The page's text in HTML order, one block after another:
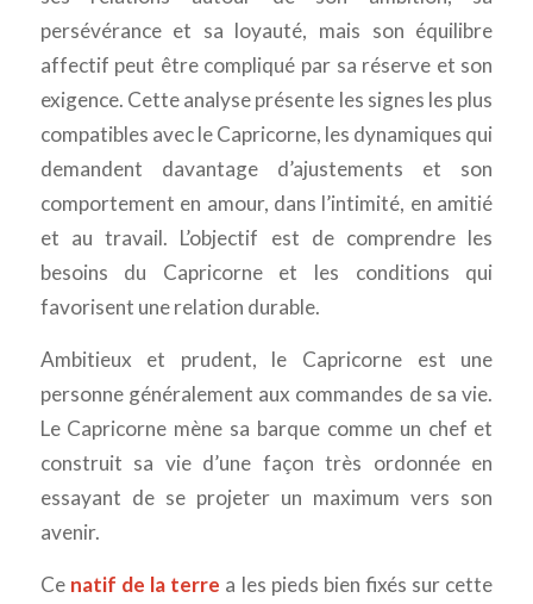
persévérance et sa loyauté, mais son équilibre
affectif peut être compliqué par sa réserve et son
exigence. Cette analyse présente les signes les plus
compatibles avec le Capricorne, les dynamiques qui
demandent davantage d’ajustements et son
comportement en amour, dans l’intimité, en amitié
et au travail. L’objectif est de comprendre les
besoins du Capricorne et les conditions qui
favorisent une relation durable.
Ambitieux et prudent, le Capricorne est une
personne généralement aux commandes de sa vie.
Le Capricorne mène sa barque comme un chef et
construit sa vie d’une façon très ordonnée en
essayant de se projeter un maximum vers son
avenir.
Ce natif de la terre a les pieds bien fixés sur cette